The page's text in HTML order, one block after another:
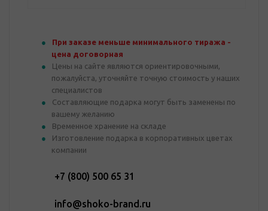
При заказе меньше минимального тиража -
цена договорная
Цены на сайте являются ориентировочными,
пожалуйста, уточняйте точную стоимость у наших
специалистов
Составляющие подарка могут быть заменены по
вашему желанию
Временное хранение на складе
Изготовление подарка в корпоративных цветах
компании
+7 (800) 500 65 31
info@shoko-brand.ru